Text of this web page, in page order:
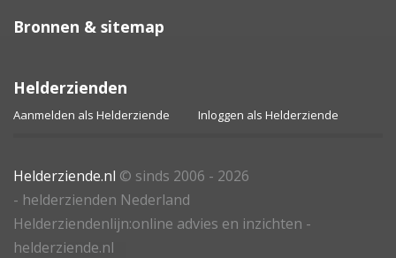
Bronnen & sitemap
Helderzienden
Aanmelden als Helderziende Inloggen als Helderziende
Helderziende.nl © sinds 2006 - 2026
- helderzienden Nederland
Helderziendenlijn:online advies en inzichten -
helderziende.nl